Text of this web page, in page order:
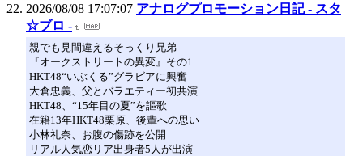
2026/08/08 17:07:07 アナログプロモーション日記 - スタ
☆ブロ -
親でも見間違えるそっくり兄弟
『オークストリートの異変』その1
HKT48“いぶくる”グラビアに興奮
大倉忠義、父とバラエティー初共演
HKT48、“15年目の夏”を謳歌
在籍13年HKT48栗原、後輩への思い
小林礼奈、お腹の傷跡を公開
リアル人気恋リア出身者5人が出演